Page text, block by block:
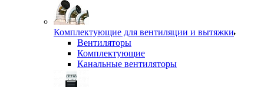
Комплектующие для вентиляции и вытяжки
Вентиляторы
Комплектующие
Канальные вентиляторы